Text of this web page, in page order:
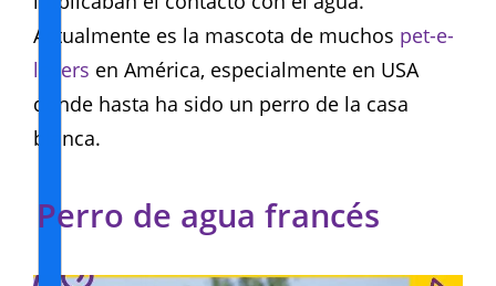
Actualmente es la mascota de muchos pet-e-
lovers en América, especialmente en USA
donde hasta ha sido un perro de la casa
blanca.
Perro de agua francés